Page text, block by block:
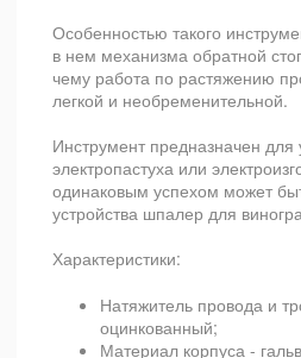
Особенностью такого
в нем механизма обратной
чему работа по растяжению
легкой и необременительной.
Инструмент предназначен для
электропастуха или
одинаковым успехом может
устройства шпалер для
Характеристики:
Натяжитель провода и
оцинкованный;
Материал корпуса -